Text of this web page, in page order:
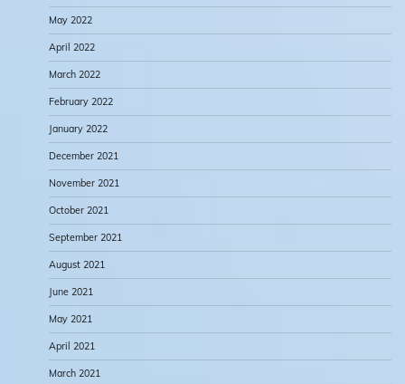
May 2022
April 2022
March 2022
February 2022
January 2022
December 2021
November 2021
October 2021
September 2021
August 2021
June 2021
May 2021
April 2021
March 2021